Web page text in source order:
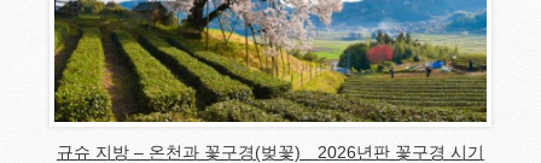
규슈 지방 – 온천과 꽃구경(벚꽃) 2026년판 꽃구경 시기